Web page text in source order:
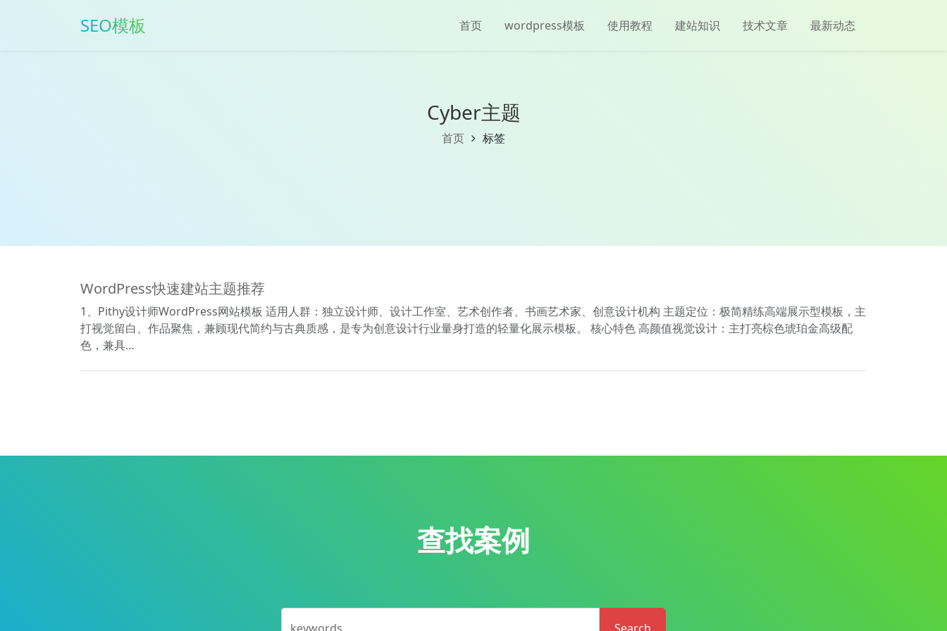
SEO模板 首页 wordpress模板 使用教程 建站知识 技术文章 最新动态
Cyber主题
首页 标签
WordPress快速建站主题推荐
1、Pithy设计师WordPress网站模板 适用人群：独立设计师、设计工作室、艺术创作者、书画艺术家、创意设计机构 主题定位：极简精练高端展示型模板，主
打视觉留白、作品聚焦，兼顾现代简约与古典质感，是专为创意设计行业量身打造的轻量化展示模板。 核心特色 高颜值视觉设计：主打亮棕色琥珀金高级配
色，兼具…
查找案例